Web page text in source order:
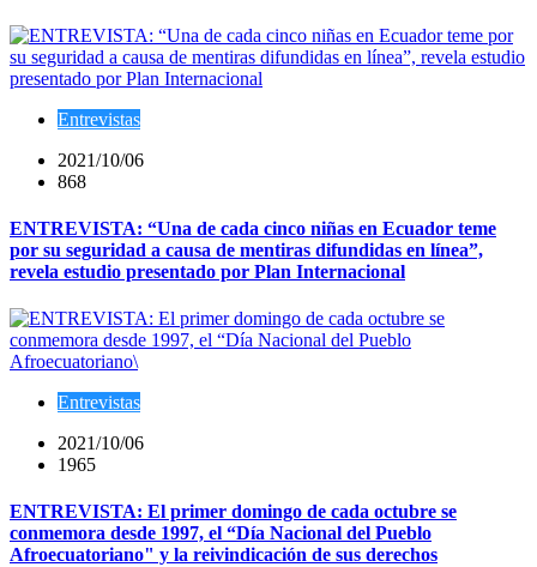
Entrevistas
2021/10/06
868
ENTREVISTA: “Una de cada cinco niñas en Ecuador teme
por su seguridad a causa de mentiras difundidas en línea”,
revela estudio presentado por Plan Internacional
Entrevistas
2021/10/06
1965
ENTREVISTA: El primer domingo de cada octubre se
conmemora desde 1997, el “Día Nacional del Pueblo
Afroecuatoriano" y la reivindicación de sus derechos